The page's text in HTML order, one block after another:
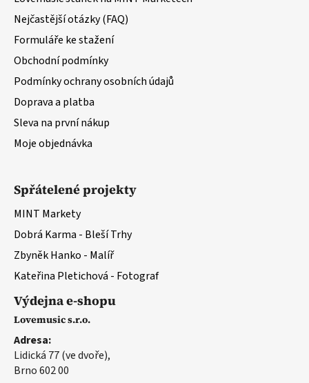
Nejčastější otázky (FAQ)
Formuláře ke stažení
Obchodní podmínky
Podmínky ochrany osobních údajů
Doprava a platba
Sleva na první nákup
Moje objednávka
Spřátelené projekty
MINT Markety
Dobrá Karma - Bleší Trhy
Zbyněk Hanko - Malíř
Kateřina Pletichová - Fotograf
Výdejna e-shopu
Lovemusic s.r.o.
Adresa:
Lidická 77 (ve dvoře),
Brno 602 00